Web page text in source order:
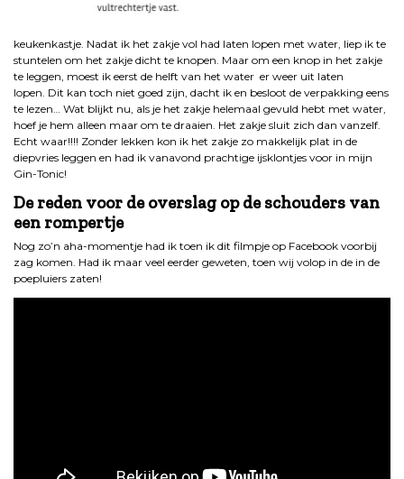
keukenkastje. Nadat ik het zakje vol had laten lopen met water, liep ik te
stuntelen om het zakje dicht te knopen. Maar om een knop in het zakje
te leggen, moest ik eerst de helft van het water er weer uit laten
lopen. Dit kan toch niet goed zijn, dacht ik en besloot de verpakking eens
te lezen… Wat blijkt nu, als je het zakje helemaal gevuld hebt met water,
hoef je hem alleen maar om te draaien. Het zakje sluit zich dan vanzelf.
Echt waar!!!! Zonder lekken kon ik het zakje zo makkelijk plat in de
diepvries leggen en had ik vanavond prachtige ijsklontjes voor in mijn
Gin-Tonic!
De reden voor de overslag op de schouders van
een rompertje
Nog zo’n aha-momentje had ik toen ik dit filmpje op Facebook voorbij
zag komen. Had ik maar veel eerder geweten, toen wij volop in de in de
poepluiers zaten!